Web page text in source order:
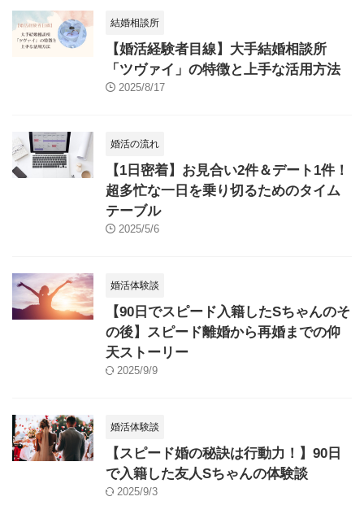
結婚相談所
【婚活経験者目線】大手結婚相談所
「ツヴァイ」の特徴と上手な活用方法
2025/8/17
婚活の流れ
【1日密着】お見合い2件＆デート1件！
超多忙な一日を乗り切るためのタイム
テーブル
2025/5/6
婚活体験談
【90日でスピード入籍したSちゃんのそ
の後】スピード離婚から再婚までの仰
天ストーリー
2025/9/9
婚活体験談
【スピード婚の秘訣は行動力！】90日
で入籍した友人Sちゃんの体験談
2025/9/3